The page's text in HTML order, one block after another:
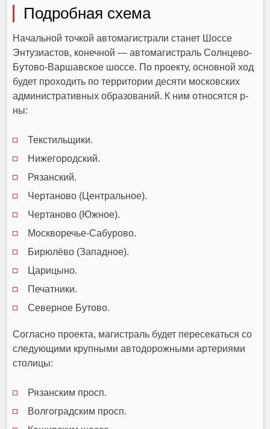
Подробная схема
Начальной точкой автомагистрали станет Шоссе
Энтузиастов, конечной — автомагистраль Солнцево-
Бутово-Варшавское шоссе. По проекту, основной ход
будет проходить по территории десяти московских
административных образований. К ним относятся р-
ны:
Текстильщики.
Нижегородский.
Рязанский.
Чертаново (Центральное).
Чертаново (Южное).
Москворечье-Сабурово.
Бирюлёво (Западное).
Царицыно.
Печатники.
Северное Бутово.
Согласно проекта, магистраль будет пересекаться со
следующими крупными автодорожными артериями
столицы:
Рязанским просп.
Волгоградским просп.